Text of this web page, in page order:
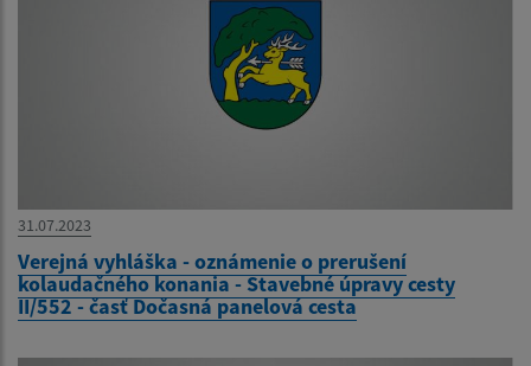
31.07.2023
Verejná vyhláška - oznámenie o prerušení
kolaudačného konania - Stavebné úpravy cesty
II/552 - časť Dočasná panelová cesta